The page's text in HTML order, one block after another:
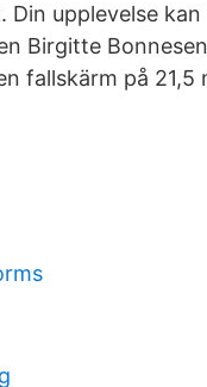
Din upplevelse
Birgitte
fallskärm på